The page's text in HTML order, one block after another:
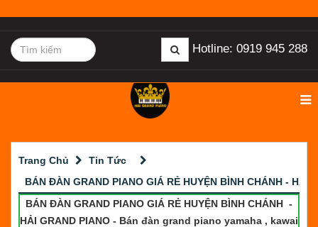
Hotline: 0919 945 288
Trang Chủ
Tin Tức
BÁN ĐÀN GRAND PIANO GIÁ RẺ HUYỆN BÌNH CHÁNH - HẢI
BÁN ĐÀN GRAND PIANO GIÁ RẺ HUYỆN BÌNH CHÁNH -
HẢI GRAND PIANO - Bán đàn grand piano yamaha , kawai